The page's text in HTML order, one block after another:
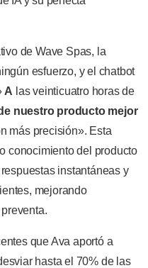
de Wave Spas, la
esfuerzo, y el chatbot
A las veinticuatro horas de
nuestro producto mejor
más precisión». Esta
conocimiento del producto
instantáneas y
mejorando
que Ava aportó a
hasta el 70% de las